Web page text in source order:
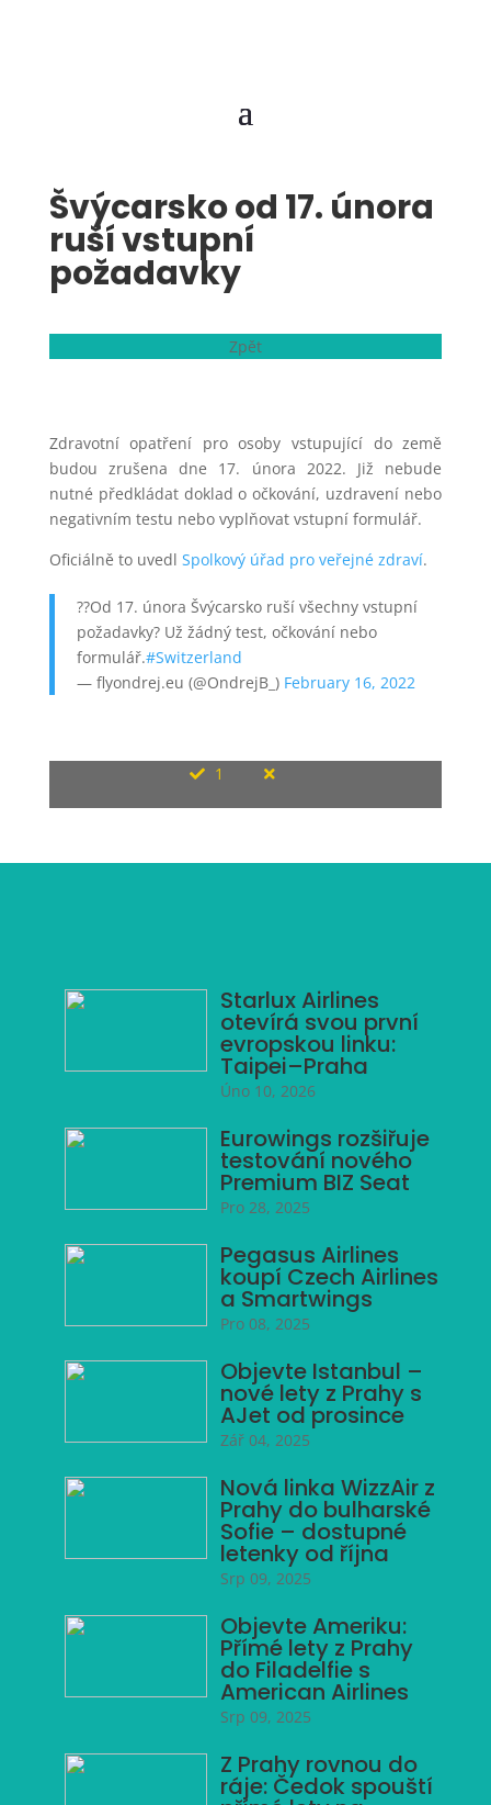
Švýcarsko od 17. února
ruší vstupní
požadavky
Zpět
Zdravotní opatření pro osoby vstupující do země
budou zrušena dne 17. února 2022. Již nebude
nutné předkládat doklad o očkování, uzdravení nebo
negativním testu nebo vyplňovat vstupní formulář.
Oficiálně to uvedl Spolkový úřad pro veřejné zdraví.
??Od 17. února Švýcarsko ruší všechny vstupní
požadavky? Už žádný test, očkování nebo
formulář.#Switzerland
— flyondrej.eu (@OndrejB_) February 16, 2022
1
Starlux Airlines
otevírá svou první
evropskou linku:
Taipei–Praha
Úno 10, 2026
Eurowings rozšiřuje
testování nového
Premium BIZ Seat
Pro 28, 2025
Pegasus Airlines
koupí Czech Airlines
a Smartwings
Pro 08, 2025
Objevte Istanbul –
nové lety z Prahy s
AJet od prosince
Zář 04, 2025
Nová linka WizzAir z
Prahy do bulharské
Sofie – dostupné
letenky od října
Srp 09, 2025
Objevte Ameriku:
Přímé lety z Prahy
do Filadelfie s
American Airlines
Srp 09, 2025
Z Prahy rovnou do
ráje: Čedok spouští